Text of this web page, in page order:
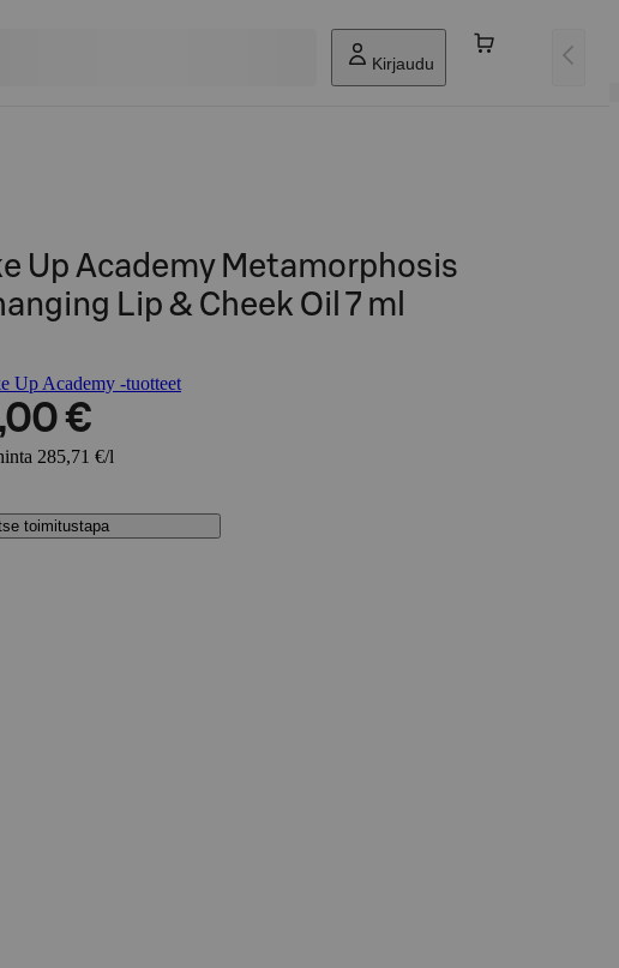
Kirjaudu
Up Academy Metamorphosis
Lip & Cheek Oil 7 ml
Up Academy -tuotteet
€
285,71 €/l
toimitustapa